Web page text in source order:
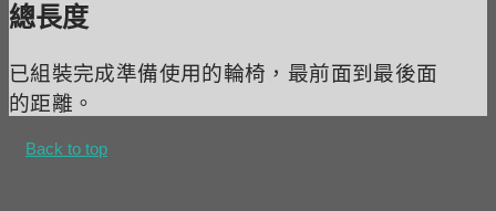
總長度
已組裝完成準備使用的輪椅，最前面到最後面
的距離。
Back to top